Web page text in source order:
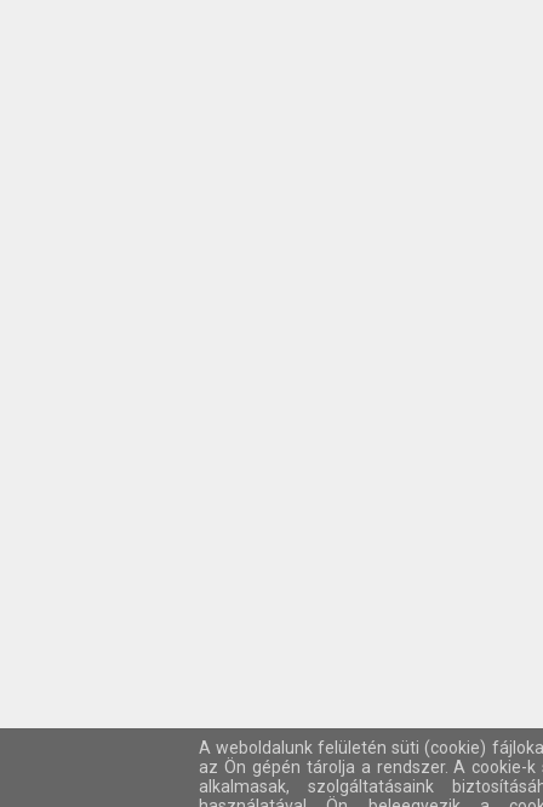
A weboldalunk felületén süti (cookie)
az Ön gépén tárolja a rendszer. A cookie-
alkalmasak, szolgáltatásaink